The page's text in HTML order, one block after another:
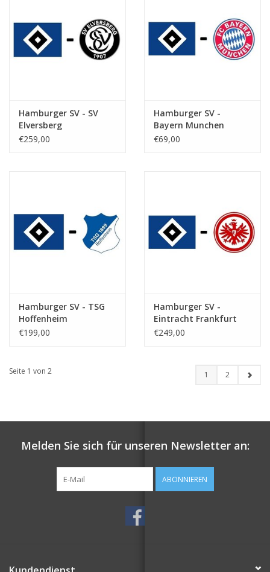
Hamburger SV - SV
Elversberg
€259,00
Hamburger SV -
Bayern Munchen
€69,00
Hamburger SV - TSG
Hoffenheim
€199,00
Hamburger SV -
Eintracht Frankfurt
€249,00
Seite 1 von 2 1 2
Melden Sie sich für unseren Newsletter an:
ABONNIEREN